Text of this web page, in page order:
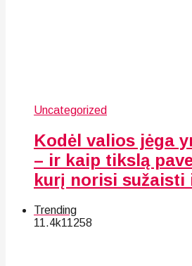
Uncategorized
Kodėl valios jėga
– ir kaip tikslą
kurį norisi sužaisti
Trending
11.4k11258